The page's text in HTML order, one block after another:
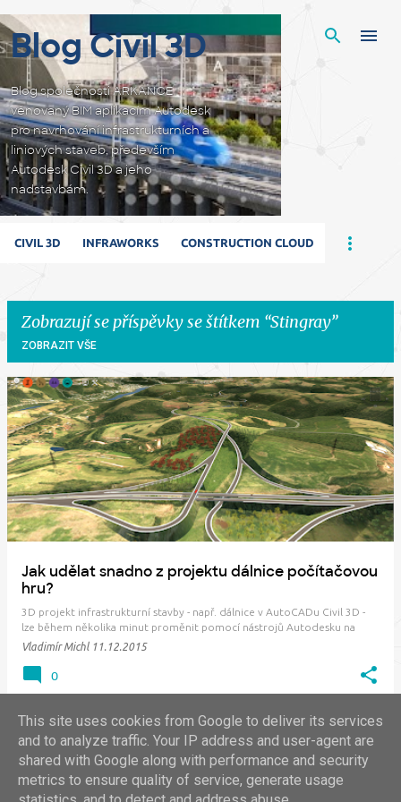
Blog Civil 3D
Blog společnosti ARKANCE
věnovaný BIM aplikacím Autodesk
pro navrhování infrastrukturních a
liniových staveb, především
Autodesk Civil 3D a jeho
nadstavbám.
CIVIL 3D INFRAWORKS CONSTRUCTION CLOUD
Zobrazují se příspěvky se štítkem Stingray
ZOBRAZIT VŠE
P
s
p
ě
Jak udělat snadno z projektu dálnice počítačovou
hru?
3D projekt infrastrukturní stavby - např. dálnice v AutoCADu Civil 3D -
lze během několika minut proměnit pomocí nástrojů Autodesku na
interaktivní počítačovou videohru. Co k tomu potřebujete? Sadu
Max) - viz Autodesk InfraWorks 360…
Vladimír Michl 11.12.2015
0
DALŠÍ PŘÍSPĚVKY
This site uses cookies from Google to deliver its services
and to analyze traffic. Your IP address and user-agent are
shared with Google along with performance and security
metrics to ensure quality of service, generate usage